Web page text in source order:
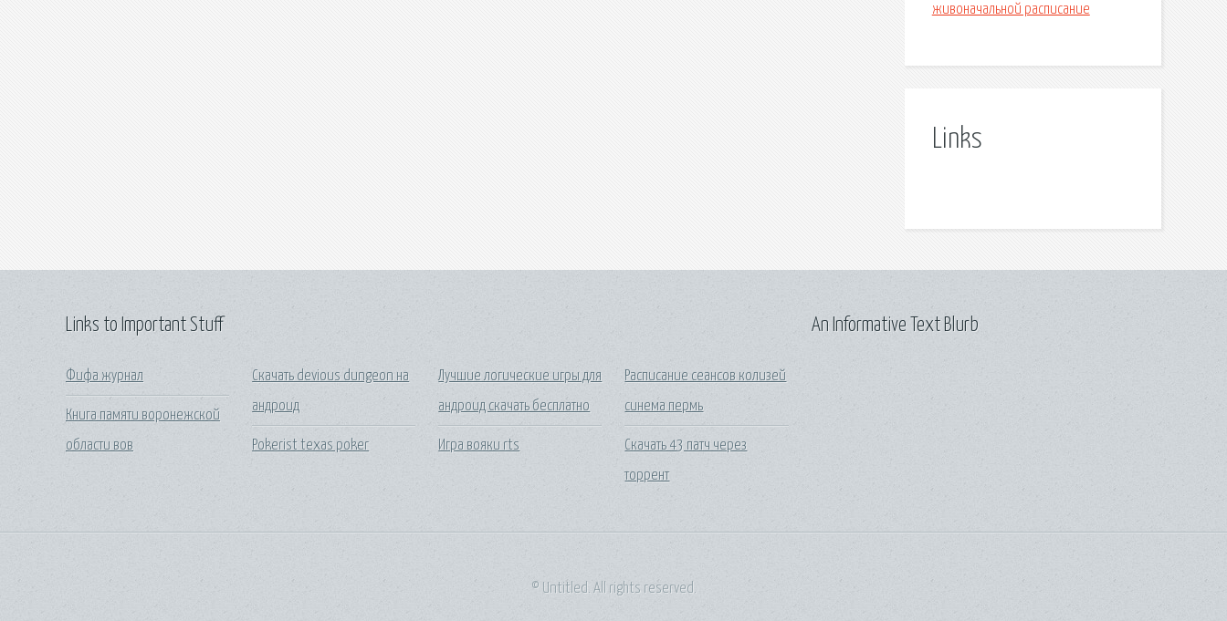
живоначальной расписание
Links
Links to Important Stuff
Фифа журнал
Книга памяти воронежской
области вов
Скачать devious dungeon на
андроид
Pokerist texas poker
Лучшие логические игры для
андроид скачать бесплатно
Игра вояки rts
Расписание сеансов колизей
синема пермь
Скачать 43 патч через
торрент
An Informative Text Blurb
© Untitled. All rights reserved.